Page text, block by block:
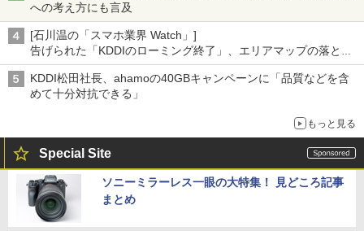
への考え方にも言及
[石川温の「スマホ業界 Watch」]
告げられた「KDDIのローミング終了」、エリアマップの落とし
穴と楽天モバイルの課題
KDDI松田社長、ahamoの40GBキャンペーンに「品質などを含
めて十分対抗できる」
もっと見る
Special Site
ソニーミラーレス一眼の大特集！ 見どころ記事
まとめ